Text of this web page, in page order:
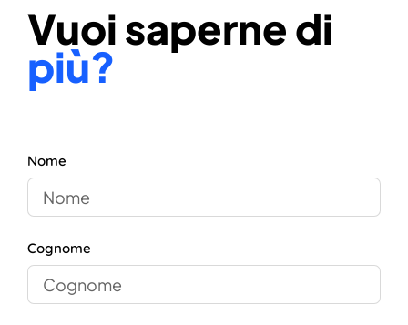
Vuoi saperne di
più?
Nome
Cognome